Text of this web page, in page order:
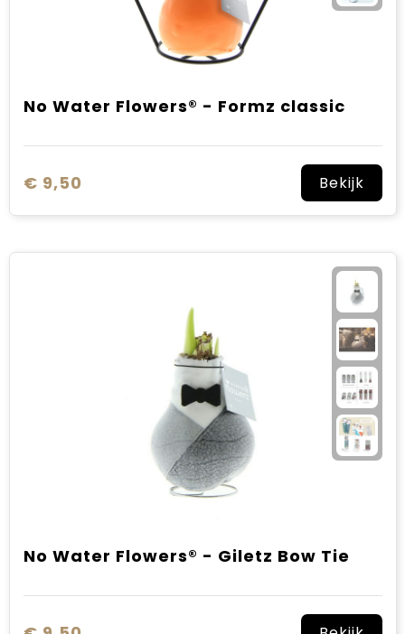
No Water Flowers® - Formz classic
€ 9,50 Bekijk
No Water Flowers® - Giletz Bow Tie